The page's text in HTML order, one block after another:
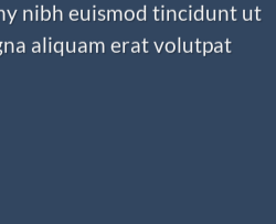
nibh euismod tincidunt ut
aliquam erat volutpat